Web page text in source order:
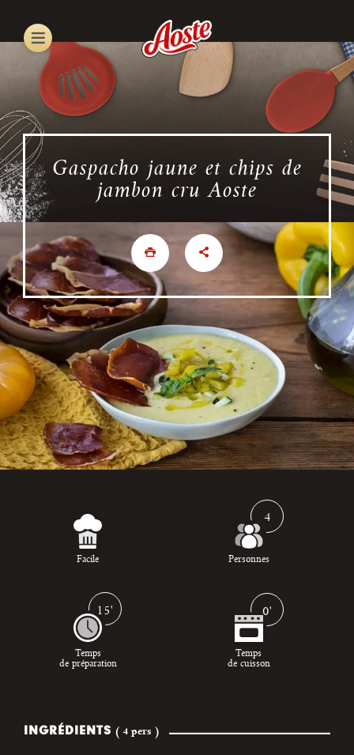
main
content
Gaspacho jaune et chips de
jambon cru Aoste
Facile
4
Personnes
15'
Temps
de préparation
0'
Temps
de cuisson
INGRÉDIENTS ( 4 pers )